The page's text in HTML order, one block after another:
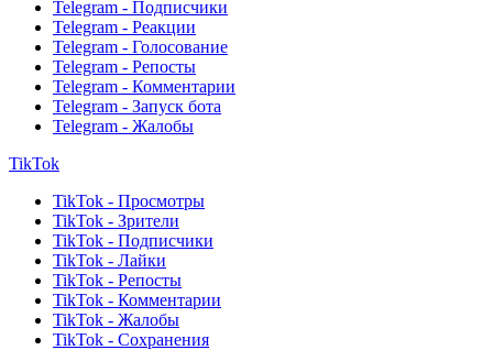
Telegram - Подписчики
Telegram - Реакции
Telegram - Голосование
Telegram - Репосты
Telegram - Комментарии
Telegram - Запуск бота
Telegram - Жалобы
TikTok
TikTok - Просмотры
TikTok - Зрители
TikTok - Подписчики
TikTok - Лайки
TikTok - Репосты
TikTok - Комментарии
TikTok - Жалобы
TikTok - Сохранения